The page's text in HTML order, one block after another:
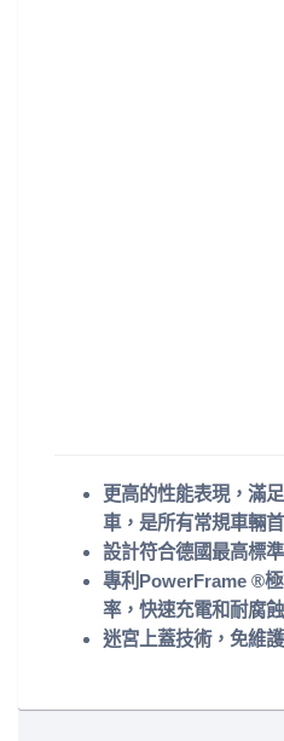
更高的性能表現，滿
車，是所有常規車輛
設計符合德國最高標準
專利PowerFrame ®
率，快速充電和耐腐
迷宮上蓋技術，免維